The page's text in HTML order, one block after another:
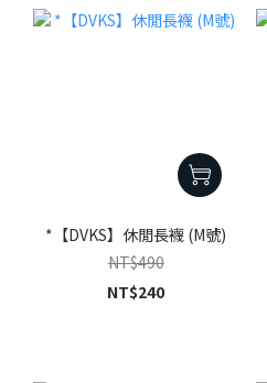
*【DVKS】休閒長襪 (M號)
NT$490
NT$240